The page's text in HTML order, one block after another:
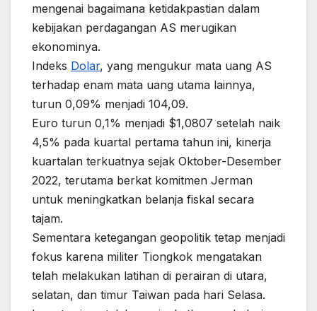
mengenai bagaimana ketidakpastian dalam
kebijakan perdagangan AS merugikan
ekonominya.
Indeks Dolar, yang mengukur mata uang AS
terhadap enam mata uang utama lainnya,
turun 0,09% menjadi 104,09.
Euro turun 0,1% menjadi $1,0807 setelah naik
4,5% pada kuartal pertama tahun ini, kinerja
kuartalan terkuatnya sejak Oktober-Desember
2022, terutama berkat komitmen Jerman
untuk meningkatkan belanja fiskal secara
tajam.
Sementara ketegangan geopolitik tetap menjadi
fokus karena militer Tiongkok mengatakan
telah melakukan latihan di perairan di utara,
selatan, dan timur Taiwan pada hari Selasa.